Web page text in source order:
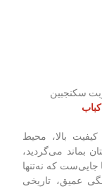
سکنجبین
بالا، محیط
بماند می‌گردید،
جایی‌ست که نه‌تنها
عمیق، تاریخی